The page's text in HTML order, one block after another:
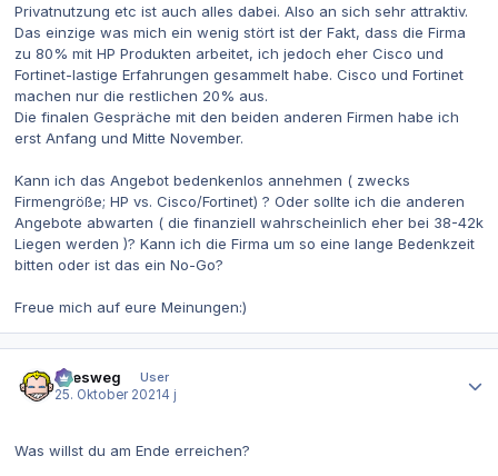
Privatnutzung etc ist auch alles dabei. Also an sich sehr attraktiv.
Das einzige was mich ein wenig stört ist der Fakt, dass die Firma
zu 80% mit HP Produkten arbeitet, ich jedoch eher Cisco und
Fortinet-lastige Erfahrungen gesammelt habe. Cisco und Fortinet
machen nur die restlichen 20% aus.
Die finalen Gespräche mit den beiden anderen Firmen habe ich
erst Anfang und Mitte November.
Kann ich das Angebot bedenkenlos annehmen ( zwecks
Firmengröße; HP vs. Cisco/Fortinet) ? Oder sollte ich die anderen
Angebote abwarten ( die finanziell wahrscheinlich eher bei 38-42k
Liegen werden )? Kann ich die Firma um so eine lange Bedenkzeit
bitten oder ist das ein No-Go?
Freue mich auf eure Meinungen:)
allesweg
User
25. Oktober 2021 4 j
Was willst du am Ende erreichen?